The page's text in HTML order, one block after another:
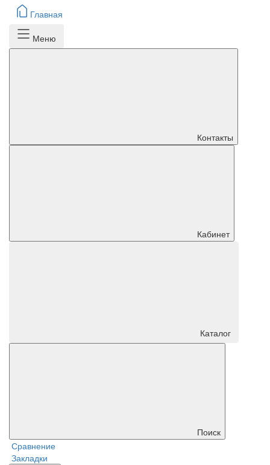
Главная
Меню
Контакты
Кабинет
Каталог
Поиск
Сравнение
Закладки